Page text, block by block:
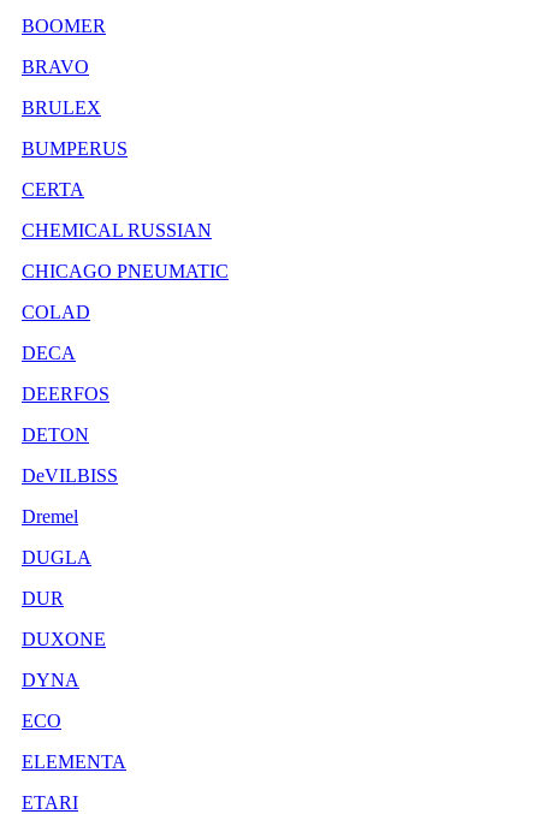
BOOMER
BRAVO
BRULEX
BUMPERUS
CERTA
CHEMICAL RUSSIAN
CHICAGO PNEUMATIC
COLAD
DECA
DEERFOS
DETON
DeVILBISS
Dremel
DUGLA
DUR
DUXONE
DYNA
ECO
ELEMENTA
ETARI